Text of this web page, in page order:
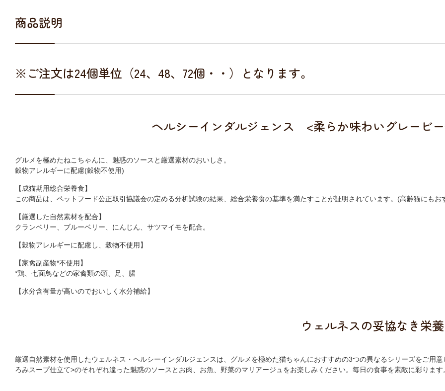
商品説明
※ご注文は24個単位（24、48、72個・・）となります。
ヘルシーインダルジェンス <柔らか味わいグレービ
グルメを極めたねこちゃんに、魅惑のソースと厳選素材のおいしさ。
穀物アレルギーに配慮(穀物不使用)
【成猫期用総合栄養食】
この商品は、ペットフード公正取引協議会の定める分析試験の結果、総合栄養食の基準を満たすことが証明されています。(高齢猫にもお
【厳選した自然素材を配合】
クランベリー、ブルーベリー、にんじん、サツマイモを配合。
【穀物アレルギーに配慮し、穀物不使用】
【家禽副産物*不使用】
*鶏、七面鳥などの家禽類の頭、足、腸
【水分含有量が高いのでおいしく水分補給】
ウェルネスの妥協なき栄養
厳選自然素材を使用したウェルネス・ヘルシーインダルジェンスは、グルメを極めた猫ちゃんにおすすめの3つの異なるシリーズをご用
ろみスープ仕立て>のそれぞれ違った魅惑のソースとお肉、お魚、野菜のマリアージュをお楽しみください。毎日の食事を素敵に彩ります